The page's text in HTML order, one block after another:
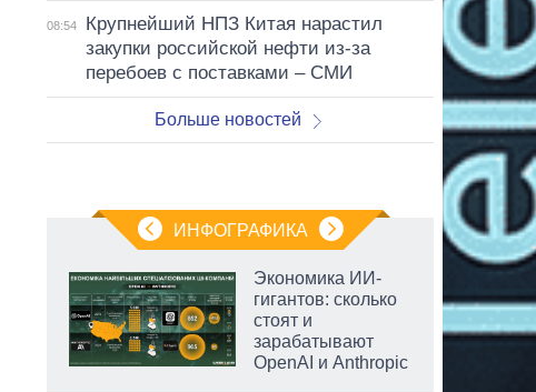
08:54
Крупнейший НПЗ Китая нарастил
закупки российской нефти из-за
перебоев с поставками – СМИ
Больше новостей
ИНФОГРАФИКА
Экономика ИИ-
гигантов: сколько
стоят и
зарабатывают
OpenAI и Anthropic